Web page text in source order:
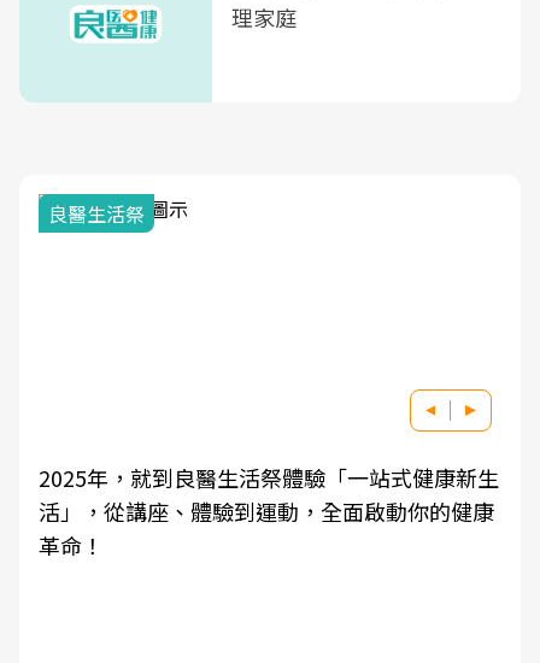
理家庭
良醫生活祭
2025年，就到良醫生活祭體驗「一站式健康新生
活」，從講座、體驗到運動，全面啟動你的健康
革命！